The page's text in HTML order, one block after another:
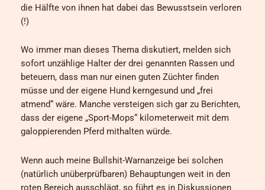
die Hälfte von ihnen hat dabei das Bewusstsein verloren
(!)
Wo immer man dieses Thema diskutiert, melden sich
sofort unzählige Halter der drei genannten Rassen und
beteuern, dass man nur einen guten Züchter finden
müsse und der eigene Hund kerngesund und „frei
atmend“ wäre. Manche versteigen sich gar zu Berichten,
dass der eigene „Sport-Mops“ kilometerweit mit dem
galoppierenden Pferd mithalten würde.
Wenn auch meine Bullshit-Warnanzeige bei solchen
(natürlich unüberprüfbaren) Behauptungen weit in den
roten Bereich ausschlägt, so führt es in Diskussionen